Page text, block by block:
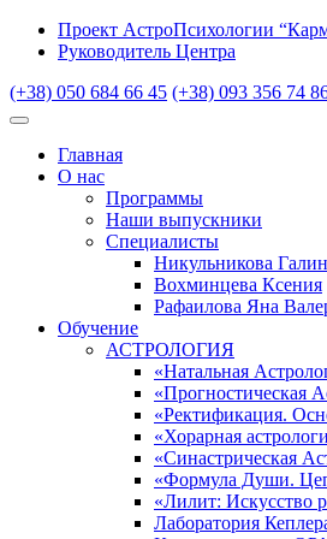
Проект АстроПсихологии
Руководитель Центра
(+38) 050 684 66 45 (+38) 093 356 74
Главная
О нас
Программы
Наши выпускники
Специалисты
Никульникова
Вохминцева Ксения
Рафаилова Яна
Обучение
АСТРОЛОГИЯ
«Натальная
«Прогностическая
«Ректификация.
«Хорарная
«Синастрическая
«Формула Души.
«Лилит: Искусство
Лаборатория